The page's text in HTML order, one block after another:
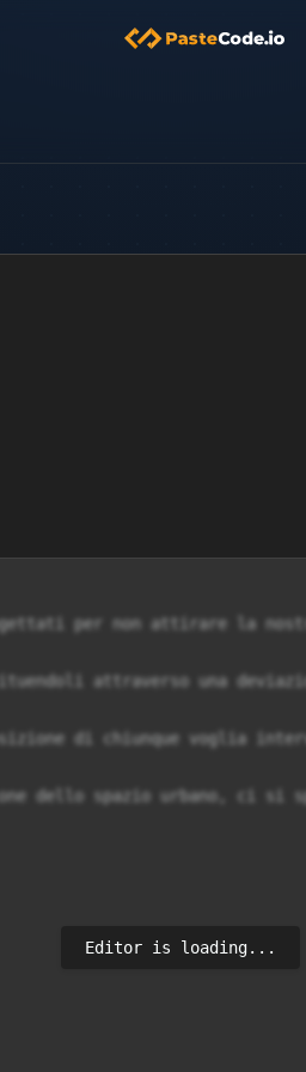
per non attirare la
attraverso una
di chiunque voglia
dello spazio urbano, ci
Editor is loading...